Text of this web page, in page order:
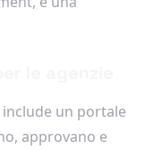
include un portale
approvano e